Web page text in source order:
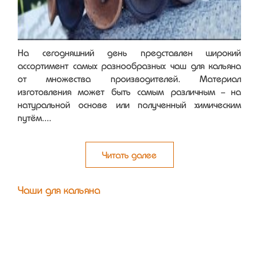
На сегодняшний день представлен широкий
ассортимент самых разнообразных чаш для кальяна
от множества производителей. Материал
изготовления может быть самым различным - на
натуральной основе или полученный химическим
путём....
Читать далее
Чаши для кальяна